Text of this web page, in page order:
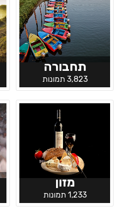
תחבורה
3,823 תמונות
מזון
1,233 תמונות